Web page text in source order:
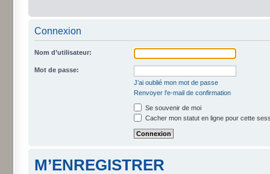
Connexion
Nom d’utilisateur:
Mot de passe:
J’ai oublié mon mot de passe
Renvoyer l’e-mail de confirmation
Se souvenir de moi
Cacher mon statut en ligne pour cette
M’ENREGISTRER